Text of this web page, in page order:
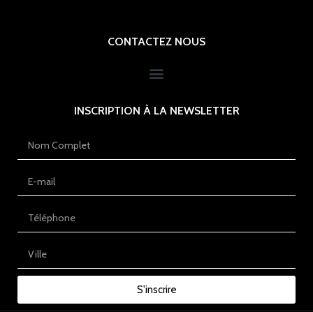
CONTACTEZ NOUS
INSCRIPTION À LA NEWSLETTER
S'inscrire